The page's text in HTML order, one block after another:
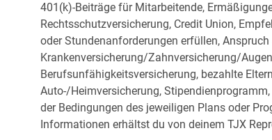
401(k)-Beiträge für Mitarbeitende,
Rechtsschutzversicherung, Credit Union,
oder Stundenanforderungen erfüllen,
Krankenversicherung/Zahnversicherung/
Berufsunfähigkeitsversicherung, bezahlte
Auto-/Heimversicherung,
der Bedingungen des jeweiligen Plans oder
Informationen erhältst du von deinem TJX